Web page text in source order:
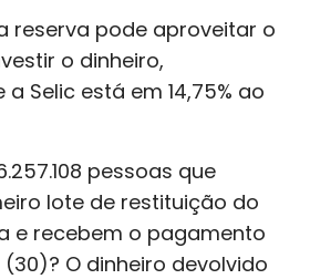
reserva pode aproveitar o
o dinheiro,
Selic está em 14,75% ao
pessoas que
lote de restituição do
e recebem o pagamento
O dinheiro devolvido